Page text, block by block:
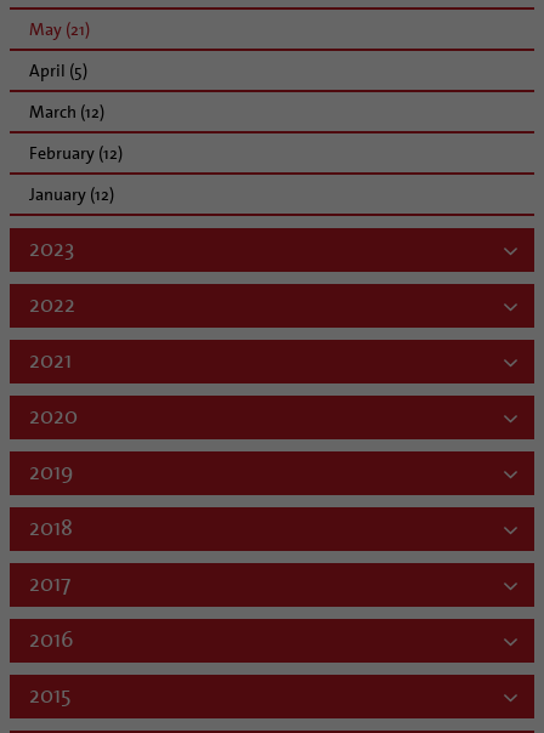
May (21)
April (5)
March (12)
February (12)
January (12)
2023
2022
2021
2020
2019
2018
2017
2016
2015